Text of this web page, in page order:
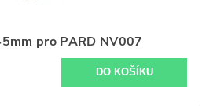
pro PARD NV007